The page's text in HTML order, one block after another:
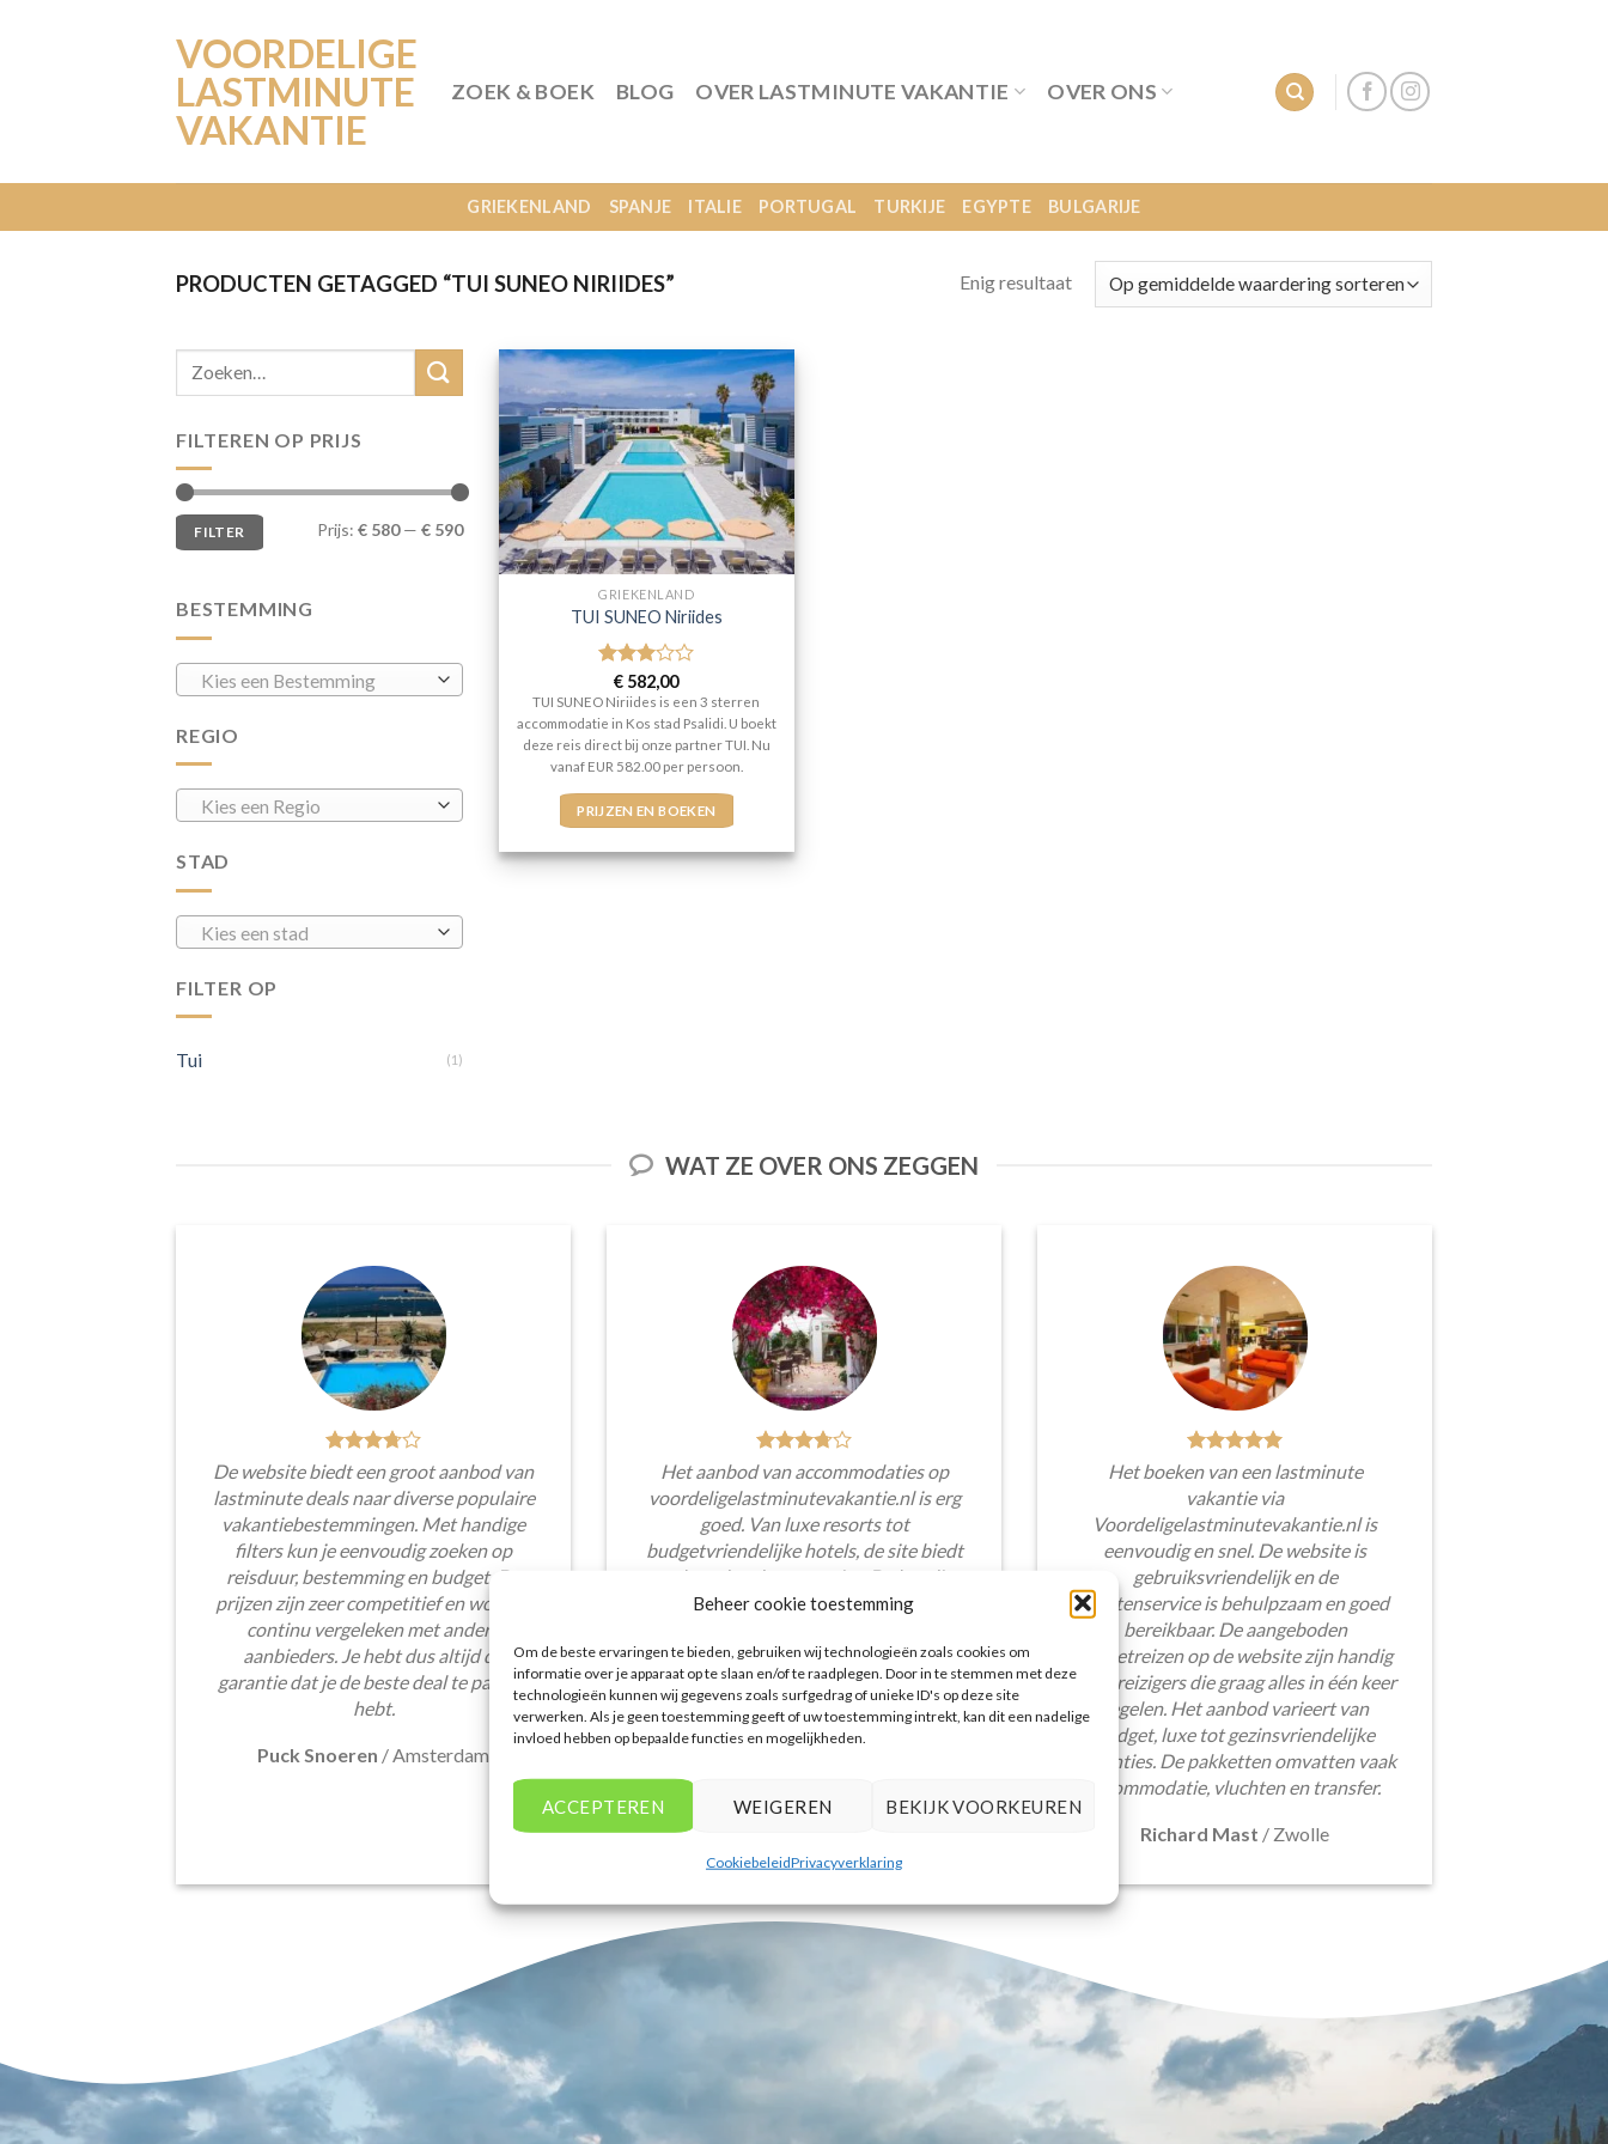
Beheer cookie toestemming
Om de beste ervaringen te bieden, gebruiken wij technologieën zoals cookies om
informatie over je apparaat op te slaan en/of te raadplegen. Door in te stemmen met deze
technologieën kunnen wij gegevens zoals surfgedrag of unieke ID's op deze site
verwerken. Als je geen toestemming geeft of uw toestemming intrekt, kan dit een nadelige
invloed hebben op bepaalde functies en mogelijkheden.
ACCEPTEREN WEIGEREN BEKIJK VOORKEUREN
CookiebeleidPrivacyverklaring
VOORDELIGE
LASTMINUTE
VAKANTIE
ZOEK & BOEK BLOG OVER LASTMINUTE VAKANTIE OVER ONS
GRIEKENLAND SPANJE ITALIE PORTUGAL TURKIJE EGYPTE BULGARIJE
PRODUCTEN GETAGGED “TUI SUNEO NIRIIDES” Enig resultaat
FILTEREN OP PRIJS
Min.
prijs
Max.
prijsFILTER Prijs: € 580— € 590
BESTEMMING
Kies een Bestemming
REGIO
Kies een Regio
STAD
Kies een stad
FILTER OP
Tui (1)
GRIEKENLAND
TUI SUNEO Niriides
Gewaardeerd
3uit 5
€ 582,00
TUI SUNEO Niriides is een 3 sterren
accommodatie in Kos stad Psalidi. U boekt
deze reis direct bij onze partner TUI. Nu
vanaf EUR 582.00 per persoon.
PRIJZEN EN BOEKEN
WAT ZE OVER ONS ZEGGEN
De website biedt een groot aanbod van
lastminute deals naar diverse populaire
vakantiebestemmingen. Met handige
filters kun je eenvoudig zoeken op
reisduur, bestemming en budget. De
prijzen zijn zeer competitief en worden
continu vergeleken met andere
aanbieders. Je hebt dus altijd de
garantie dat je de beste deal te pakken
hebt.
Puck Snoeren / Amsterdam
Het aanbod van accommodaties op
voordeligelastminutevakantie.nl is erg
goed. Van luxe resorts tot
budgetvriendelijke hotels, de site biedt
een breed scala aan opties. De handige
zoekfilters maakten het eenvoudig om
aansluiten bij mijn voorkeuren en
budget.
Tim Beukers/Tilburg
Het boeken van een lastminute
vakantie via
Voordeligelastminutevakantie.nl is
eenvoudig en snel. De website is
gebruiksvriendelijk en de
klantenservice is behulpzaam en goed
bereikbaar. De aangeboden
pakketreizen op de website zijn handig
voor reizigers die graag alles in één keer
regelen. Het aanbod varieert van
budget, luxe tot gezinsvriendelijke
vakanties. De pakketten omvatten vaak
accommodatie, vluchten en transfer.
Richard Mast / Zwolle